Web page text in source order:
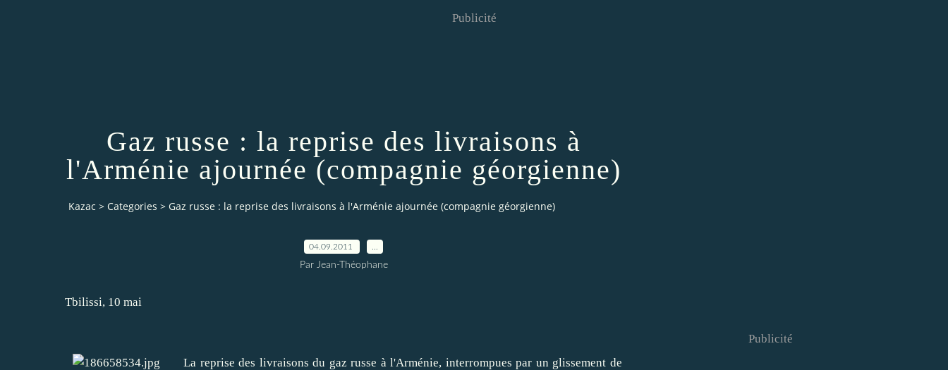
Publicité
Gaz russe : la reprise des livraisons à
l'Arménie ajournée (compagnie géorgienne)
Kazac > Categories > Gaz russe : la reprise des livraisons à l'Arménie ajournée (compagnie géorgienne)
04.09.2011
Par Jean-Théophane
Tbilissi, 10 mai
La reprise des livraisons du gaz russe à l'Arménie, interrompues par un glissement de
Publicité